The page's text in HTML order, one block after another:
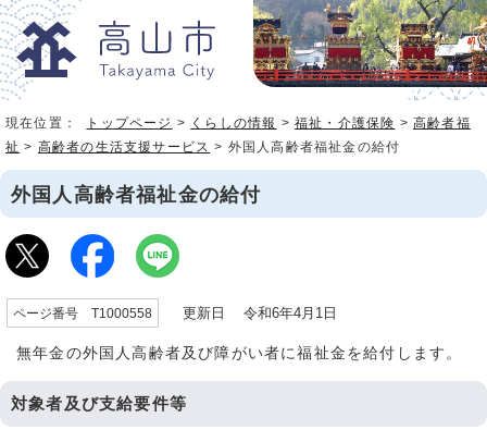
現在位置： トップページ > くらしの情報 >福祉・介護保険 >高齢者福
祉 > 高齢者の生活支援サービス > 外国人高齢者福祉金の給付
外国人高齢者福祉金の給付
ページ番号 T1000558 更新日 令和6年4月1日
無年金の外国人高齢者及び障がい者に福祉金を給付します。
対象者及び支給要件等